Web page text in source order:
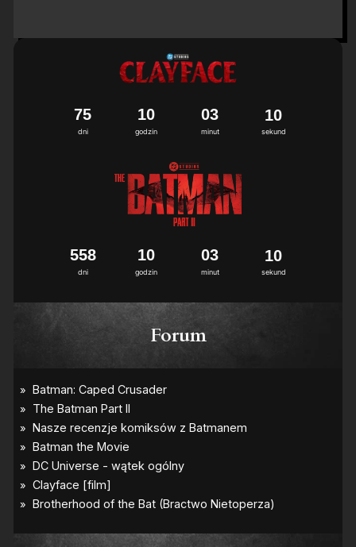
dni
75
godzin
10
minut
03
sekund
0
1
9
0
dni
558
godzin
10
minut
03
sekund
0
1
9
0
Forum